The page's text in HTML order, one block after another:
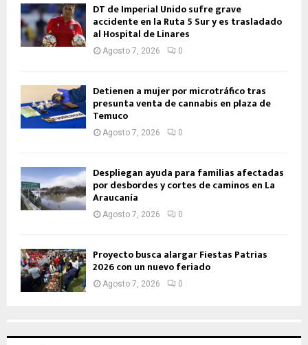
DT de Imperial Unido sufre grave
accidente en la Ruta 5 Sur y es trasladado
al Hospital de Linares
Agosto 7, 2026 0
Detienen a mujer por microtráfico tras
presunta venta de cannabis en plaza de
Temuco
Agosto 7, 2026 0
Despliegan ayuda para familias afectadas
por desbordes y cortes de caminos en La
Araucanía
Agosto 7, 2026 0
Proyecto busca alargar Fiestas Patrias
2026 con un nuevo feriado
Agosto 7, 2026 0